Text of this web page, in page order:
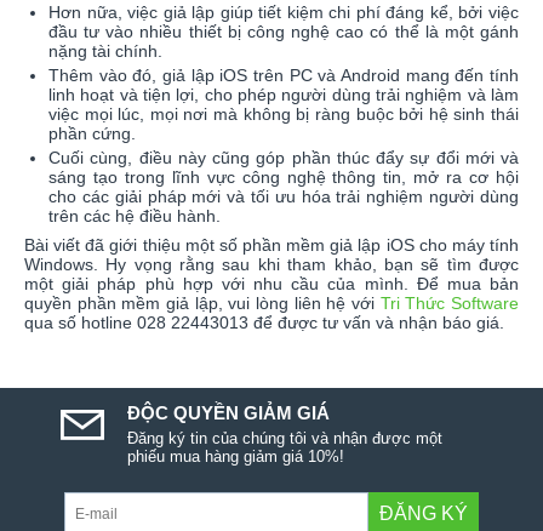
Hơn nữa, việc giả lập giúp tiết kiệm chi phí đáng kể, bởi việc
đầu tư vào nhiều thiết bị công nghệ cao có thể là một gánh
nặng tài chính.
Thêm vào đó, giả lập iOS trên PC và Android mang đến tính
linh hoạt và tiện lợi, cho phép người dùng trải nghiệm và làm
việc mọi lúc, mọi nơi mà không bị ràng buộc bởi hệ sinh thái
phần cứng.
Cuối cùng, điều này cũng góp phần thúc đẩy sự đổi mới và
sáng tạo trong lĩnh vực công nghệ thông tin, mở ra cơ hội
cho các giải pháp mới và tối ưu hóa trải nghiệm người dùng
trên các hệ điều hành.
Bài viết đã giới thiệu một số phần mềm giả lập iOS cho máy tính
Windows. Hy vọng rằng sau khi tham khảo, bạn sẽ tìm được
một giải pháp phù hợp với nhu cầu của mình. Để mua bản
quyền phần mềm giả lập, vui lòng liên hệ với Tri Thức Software
qua số hotline 028 22443013 để được tư vấn và nhận báo giá.
ĐỘC QUYỀN GIẢM GIÁ
Đăng ký tin của chúng tôi và nhận được một
phiếu mua hàng giảm giá 10%!
ĐĂNG KÝ